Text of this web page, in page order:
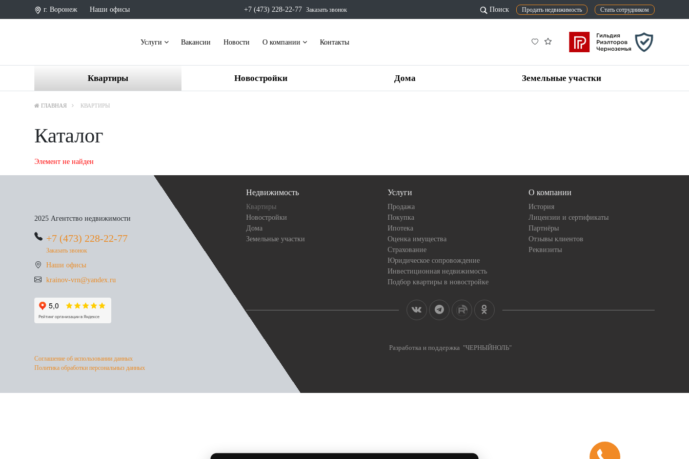
г. Воронеж Наши офисы +7 (473) 228-22-77 Заказать звонок Поиск Продать недвижимость Стать сотрудником
Услуги Вакансии Новости О компании Контакты
Квартиры Новостройки Дома Земельные участки
ГЛАВНАЯ КВАРТИРЫ
Каталог
Элемент не найден
2025 Агентство недвижимости
+7 (473) 228-22-77
Заказать звонок
Наши офисы
krainov-vrn@yandex.ru
Соглашение об использовании данных
Политика обработки персональныз данных
Недвижимость
Квартиры
Новостройки
Дома
Земельные участки
Услуги
Продажа
Покупка
Ипотека
Оценка имущества
Страхование
Юридическое сопровождение
Инвестиционная недвижимость
Подбор квартиры в новостройке
О компании
История
Лицензии и сертификаты
Партнёры
Отзывы клиентов
Реквизиты
Разработка и поддержка "ЧЕРНЫЙНОЛЬ"